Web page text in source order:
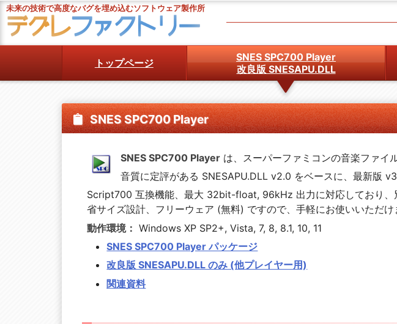
未来の技術で高度なバグを埋め込むソフトウェア製作所
トップページ
SNES SPC700 Player
改良版 SNESAPU.DLL
 SNES SPC700 Player
SNES SPC700 Playerは、スーパーファミコンの音楽ファイ
音質に定評がある SNESAPU.DLL v2.0 をベースに、最新版
Script700 互換機能、最大 32bit-float, 96kHz 出力に対応しており、
省サイズ設計、フリーウェア (無料) ですので、手軽にお使いいただけ
動作環境： Windows XP SP2+, Vista, 7, 8, 8.1, 10, 11
SNES SPC700 Player パッケージ
改良版 SNESAPU.DLL のみ (他プレイヤー用)
関連資料